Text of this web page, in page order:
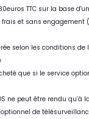
TTC sur la base
et sans engagement
selon les conditions de
que si le service
ne peut être rendu qu’à
de